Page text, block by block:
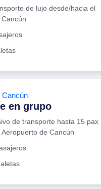
de lujo desde/hacia el
Cancún
en grupo
de transporte hasta 15 pax
de Cancún